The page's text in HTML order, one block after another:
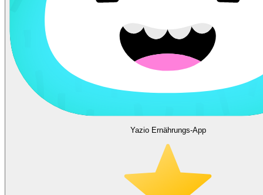
Yazio Ernährungs-App